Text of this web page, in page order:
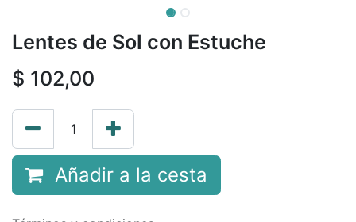
Lentes de Sol con Estuche
$ 102,00
Añadir a la cesta